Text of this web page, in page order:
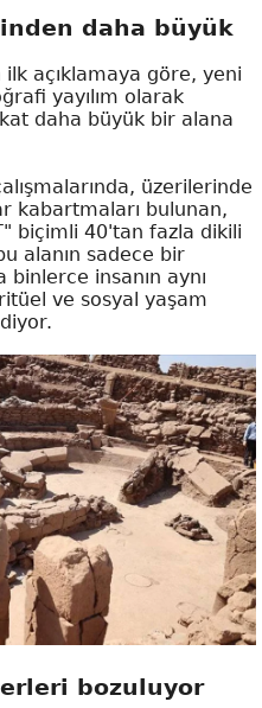
daha büyük
ilk açıklamaya göre, yeni
yayılım olarak
daha büyük bir alana
üzerilerinde
kabartmaları bulunan,
biçimli 40'tan fazla dikili
alanın sadece bir
binlerce insanın aynı
ve sosyal yaşam
bozuluyor